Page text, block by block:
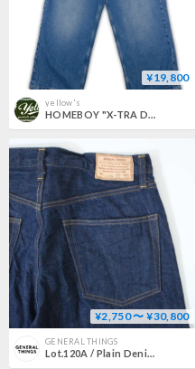
¥19,800
yellow's
HOMEBOY "X-TRA DESPERADO DENIM"
¥2,750 〜 ¥30,800
GENERAL THINGS
Lot.120A / Plain Denim / Button fly Jeans Line 2 Straight